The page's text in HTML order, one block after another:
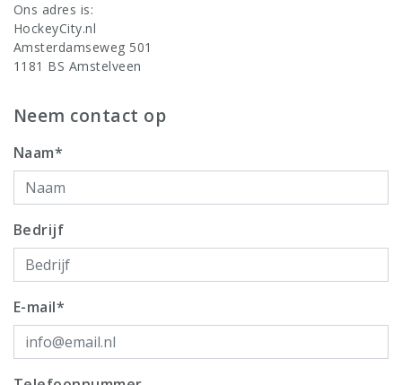
Ons adres is:
HockeyCity.nl
Amsterdamseweg 501
1181 BS Amstelveen
Neem contact op
Naam*
Bedrijf
E-mail*